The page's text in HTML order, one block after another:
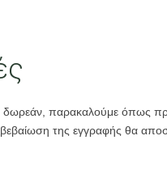
δωρεάν, παρακαλούμε όπως
της εγγραφής θα